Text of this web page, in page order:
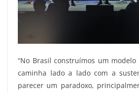
“No Brasil construímos um
caminha lado a lado com a
parecer um paradoxo,